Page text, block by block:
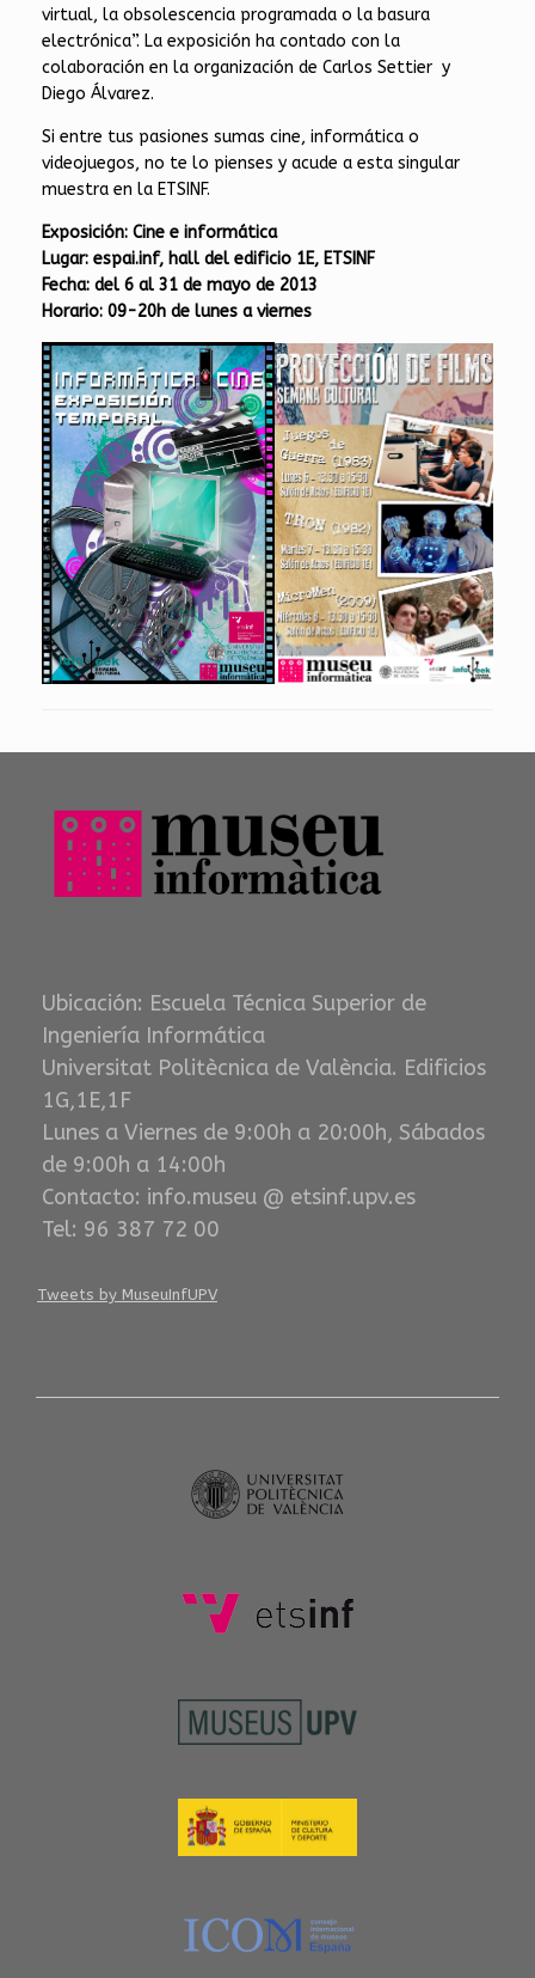
virtual, la obsolescencia programada o la basura
electrónica”. La exposición ha contado con la
colaboración en la organización de Carlos Settier y
Diego Álvarez.
Si entre tus pasiones sumas cine, informática o
videojuegos, no te lo pienses y acude a esta singular
muestra en la ETSINF.
Exposición: Cine e informática
Lugar: espai.inf, hall del edificio 1E, ETSINF
Fecha: del 6 al 31 de mayo de 2013
Horario: 09-20h de lunes a viernes
Ubicación: Escuela Técnica Superior de
Ingeniería Informática
Universitat Politècnica de València. Edificios
1G,1E,1F
Lunes a Viernes de 9:00h a 20:00h, Sábados
de 9:00h a 14:00h
Contacto: info.museu @ etsinf.upv.es
Tel: 96 387 72 00
Tweets by MuseuInfUPV